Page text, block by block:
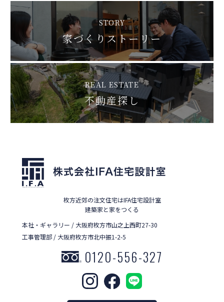
STORY
家づくりストーリー
REAL ESTATE
不動産探し
枚方近郊の注文住宅はIFA住宅設計室
建築家と家をつくる
本社・ギャラリー / 大阪府枚方市山之上西町27-30
工事管理部 / 大阪府枚方市北中振1-2-5
0120-556-327